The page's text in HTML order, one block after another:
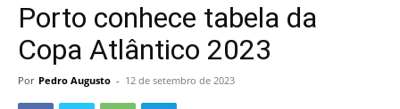
Porto conhece tabela da
Copa Atlântico 2023
Por Pedro Augusto - 12 de setembro de 2023